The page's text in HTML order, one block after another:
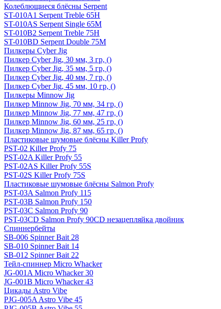
Колеблющиеся блёсны Serpent
ST-010A1 Serpent Treble 65H
ST-010AS Serpent Single 65M
ST-010B2 Serpent Treble 75H
ST-010BD Serpent Double 75M
Пилкеры Cyber Jig
Пилкер Cyber Jig, 30 мм, 3 гр, ()
Пилкер Cyber Jig, 35 мм, 5 гр, ()
Пилкер Cyber Jig, 40 мм, 7 гр, ()
Пилкер Cyber Jig, 45 мм, 10 гр, ()
Пилкеры Minnow Jig
Пилкер Minnow Jig, 70 мм, 34 гр, ()
Пилкер Minnow Jig, 77 мм, 47 гр, ()
Пилкер Minnow Jig, 60 мм, 25 гр, ()
Пилкер Minnow Jig, 87 мм, 65 гр, ()
Пластиковые шумовые блёсны Killer Profy
PST-02 Killer Profy 75
PST-02A Killer Profy 55
PST-02AS Killer Profy 55S
PST-02S Killer Profy 75S
Пластиковые шумовые блёсны Salmon Profy
PST-03A Salmon Profy 115
PST-03B Salmon Profy 150
PST-03C Salmon Profy 90
PST-03CD Salmon Profy 90CD незацепляйка двойник
Спиннербейты
SB-006 Spinner Bait 28
SB-010 Spinner Bait 14
SB-012 Spinner Bait 22
Тейл-спиннер Micro Whacker
JG-001A Micro Whacker 30
JG-001B Micro Whacker 43
Цикады Astro Vibe
PJG-005A Astro Vibe 45